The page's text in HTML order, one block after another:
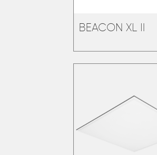
BEACON XL II